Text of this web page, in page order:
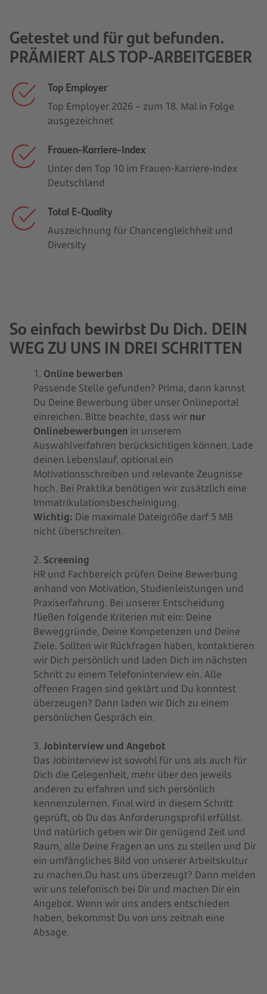
Getestet und für gut befunden.
PRÄMIERT ALS TOP-ARBEITGEBER
Top Employer
Top Employer 2026 – zum 18. Mal in Folge
ausgezeichnet
Frauen-Karriere-Index
Unter den Top 10 im Frauen-Karriere-Index
Deutschland
Total E-Quality
Auszeichnung für Chancengleichheit und
Diversity
So einfach bewirbst Du Dich. DEIN
WEG ZU UNS IN DREI SCHRITTEN
1. Online bewerben
Passende Stelle gefunden? Prima, dann kannst
Du Deine Bewerbung über unser Onlineportal
einreichen. Bitte beachte, dass wir nur
Onlinebewerbungen in unserem
Auswahlverfahren berücksichtigen können. Lade
deinen Lebenslauf, optional ein
Motivationsschreiben und relevante Zeugnisse
hoch. Bei Praktika benötigen wir zusätzlich eine
Immatrikulationsbescheinigung.
Wichtig: Die maximale Dateigröße darf 5 MB
nicht überschreiten.
2. Screening
HR und Fachbereich prüfen Deine Bewerbung
anhand von Motivation, Studienleistungen und
Praxiserfahrung. Bei unserer Entscheidung
fließen folgende Kriterien mit ein: Deine
Beweggründe, Deine Kompetenzen und Deine
Ziele. Sollten wir Rückfragen haben, kontaktieren
wir Dich persönlich und laden Dich im nächsten
Schritt zu einem Telefoninterview ein. Alle
offenen Fragen sind geklärt und Du konntest
überzeugen? Dann laden wir Dich zu einem
persönlichen Gespräch ein.
3. Jobinterview und Angebot
Das Jobinterview ist sowohl für uns als auch für
Dich die Gelegenheit, mehr über den jeweils
anderen zu erfahren und sich persönlich
kennenzulernen. Final wird in diesem Schritt
geprüft, ob Du das Anforderungsprofil erfüllst.
Und natürlich geben wir Dir genügend Zeit und
Raum, alle Deine Fragen an uns zu stellen und Dir
ein umfängliches Bild von unserer Arbeitskultur
zu machen.Du hast uns überzeugt? Dann melden
wir uns telefonisch bei Dir und machen Dir ein
Angebot. Wenn wir uns anders entschieden
haben, bekommst Du von uns zeitnah eine
Absage.